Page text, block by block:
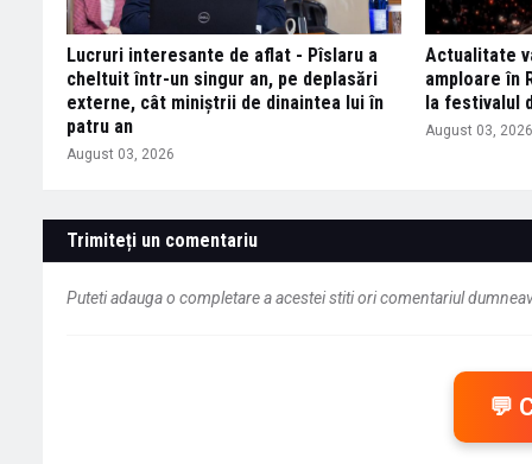
Lucruri interesante de aflat - Pîslaru a
cheltuit într-un singur an, pe deplasări
externe, cât miniștrii de dinaintea lui în
patru an
August 03, 2026
Actualitate
amploare în
la festivalul
August 03, 2026
Trimiteți un comentariu
Puteti adauga o completare a acestei stiti ori comentariul
💬